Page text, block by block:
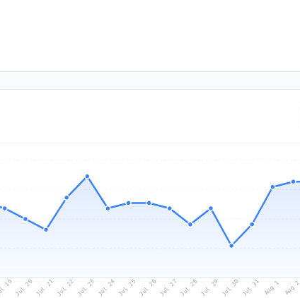
19 Jul 20 Jul 21 Jul 22 Jul 23 Jul 24 Jul 25 Jul 26Jul 27 Jul 28Jul 29 Jul 30 Jul 31 Aug 1 Aug 2